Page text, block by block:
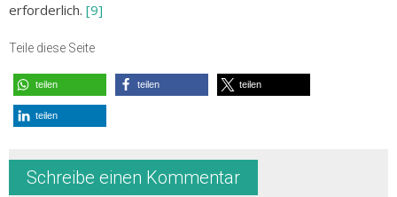
erforderlich. [9]
Teile diese Seite
teilen teilen teilen
teilen
Schreibe einen Kommentar